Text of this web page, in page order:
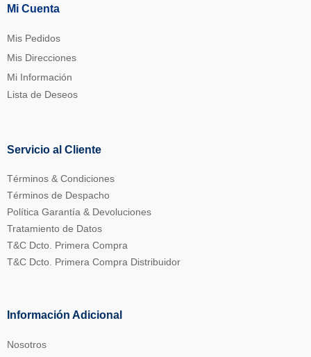
Mi Cuenta
Mis Pedidos
Mis Direcciones
Mi Información
Lista de Deseos
Servicio al Cliente
Términos & Condiciones
Términos de Despacho
Política Garantía & Devoluciones
Tratamiento de Datos
T&C Dcto. Primera Compra
T&C Dcto. Primera Compra Distribuidor
Información Adicional
Nosotros